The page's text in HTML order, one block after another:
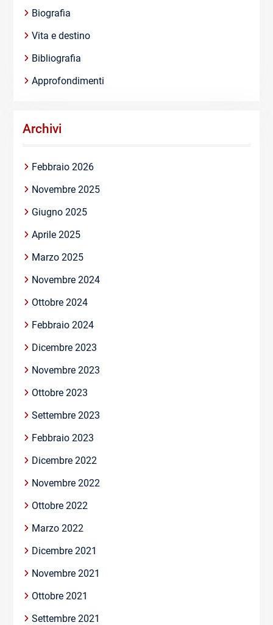
Biografia
Vita e destino
Bibliografia
Approfondimenti
Archivi
Febbraio 2026
Novembre 2025
Giugno 2025
Aprile 2025
Marzo 2025
Novembre 2024
Ottobre 2024
Febbraio 2024
Dicembre 2023
Novembre 2023
Ottobre 2023
Settembre 2023
Febbraio 2023
Dicembre 2022
Novembre 2022
Ottobre 2022
Marzo 2022
Dicembre 2021
Novembre 2021
Ottobre 2021
Settembre 2021